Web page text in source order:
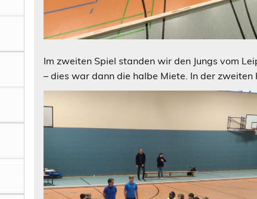
Im zweiten Spiel standen wir den Jungs vom
– dies war dann die halbe Miete. In der